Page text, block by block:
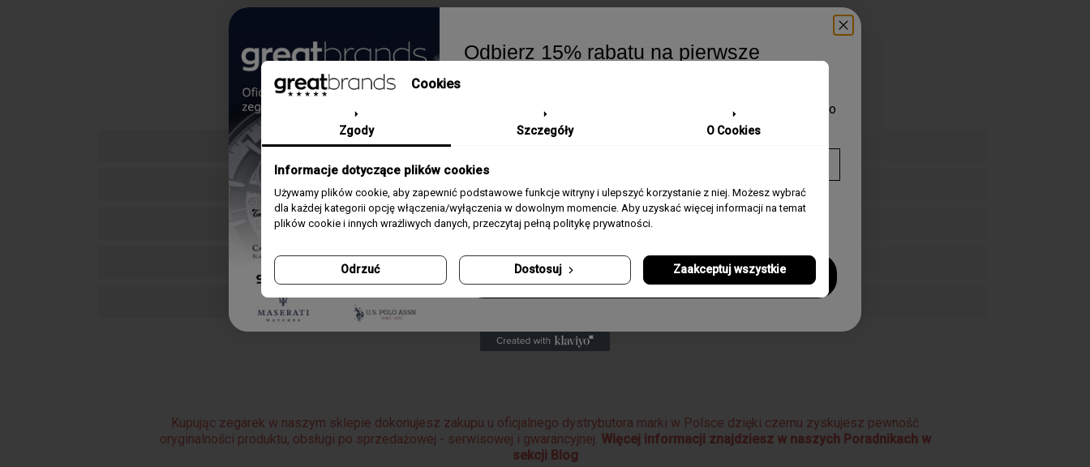
SZCZEGÓŁY PRODUKTU
Kolekcja / Linia
Płeć
Rozmiar 21 cm
Materiał Stal, Emalia
Zapięcie Zapięcie magnetyczne
Kupując zegarek w naszym sklepie dokonujesz zakupu u oficjalnego dystrybutora marki w Polsce dzięki czemu zyskujesz pewność
oryginalności produktu, obsługi po sprzedażowej - serwisowej i gwarancyjnej. Więcej informacji znajdziesz w naszych Poradnikach w
sekcji Blog
Cookies
Zgody Szczegóły O Cookies
Informacje dotyczące plików cookies
Używamy plików cookie, aby zapewnić podstawowe funkcje witryny i ulepszyć korzystanie z niej. Możesz wybrać
dla każdej kategorii opcję włączenia/wyłączenia w dowolnym momencie. Aby uzyskać więcej informacji na temat
plików cookie i innych wrażliwych danych, przeczytaj pełną politykę prywatności.
Odrzuć Dostosuj Zaakceptuj wszystkie
Odbierz 15% rabatu na pierwsze
Zapisz się do bezpłatnego Newslettera i dowiaduj się pierwszy o
naszych promocjach i nowościach ze świata zegarków.
ZgodaAkceptuję regulamin i wyrażam zgodę na przetwarzanie
powyższych danych osobowych w celu otrzymywania
Newslettera.
Odbierz swój kupon!